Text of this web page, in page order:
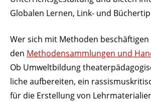
Globalen Lernen, Link- und
Wer sich mit Methoden
den Metho­den­samm­lungen und
Ob Umwelt­bildung
liche aufbe­reiten, ein
für die Erstellung von